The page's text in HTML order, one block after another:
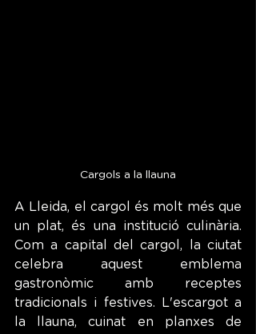
Cargols a la llauna
A Lleida, el cargol és molt més que
un plat, és una institució culinària.
Com a capital del cargol, la ciutat
celebra aquest emblema
gastronòmic amb receptes
tradicionals i festives. L'escargot a
la llauna, cuinat en planxes de